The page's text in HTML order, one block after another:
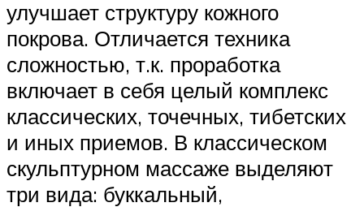
улучшает структуру кожного
покрова. Отличается техника
сложностью, т.к. проработка
включает в себя целый комплекс
классических, точечных, тибетских
и иных приемов. В классическом
скульптурном массаже выделяют
три вида: буккальный,